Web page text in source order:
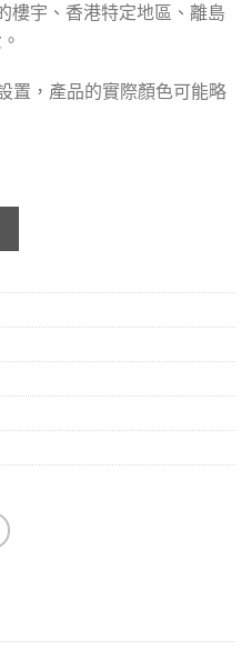
樓宇、香港特定地區、離島
置，產品的實際顏色可能略